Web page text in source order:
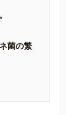
菌の繁